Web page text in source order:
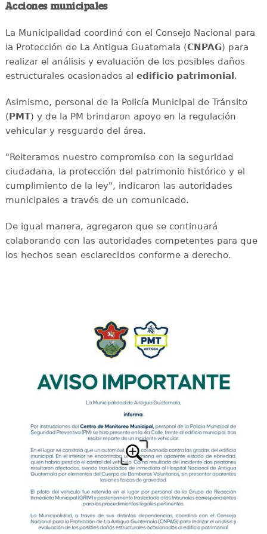
Acciones municipales
La Municipalidad coordinó con el Consejo Nacional para
la Protección de La Antigua Guatemala (CNPAG) para
realizar el análisis y evaluación de los posibles daños
estructurales ocasionados al edificio patrimonial.
Asimismo, personal de la Policía Municipal de Tránsito
(PMT) y de la PM brindaron apoyo en la regulación
vehicular y resguardo del área.
"Reiteramos nuestro compromiso con la seguridad
ciudadana, la protección del patrimonio histórico y el
cumplimiento de la ley", indicaron las autoridades
municipales a través de un comunicado.
De igual manera, agregaron que se continuará
colaborando con las autoridades competentes para que
los hechos sean esclarecidos conforme a derecho.